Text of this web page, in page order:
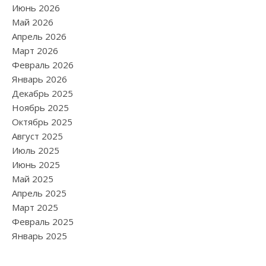
Июнь 2026
Май 2026
Апрель 2026
Март 2026
Февраль 2026
Январь 2026
Декабрь 2025
Ноябрь 2025
Октябрь 2025
Август 2025
Июль 2025
Июнь 2025
Май 2025
Апрель 2025
Март 2025
Февраль 2025
Январь 2025